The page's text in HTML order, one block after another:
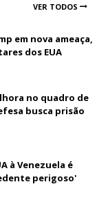
VER TODOS
em nova ameaça,
dos EUA
no quadro de
busca prisão
à Venezuela é
perigoso'